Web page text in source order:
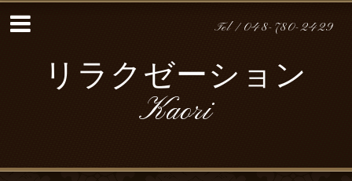
Tel / 048-780-2429
リラクゼーション
Kaori